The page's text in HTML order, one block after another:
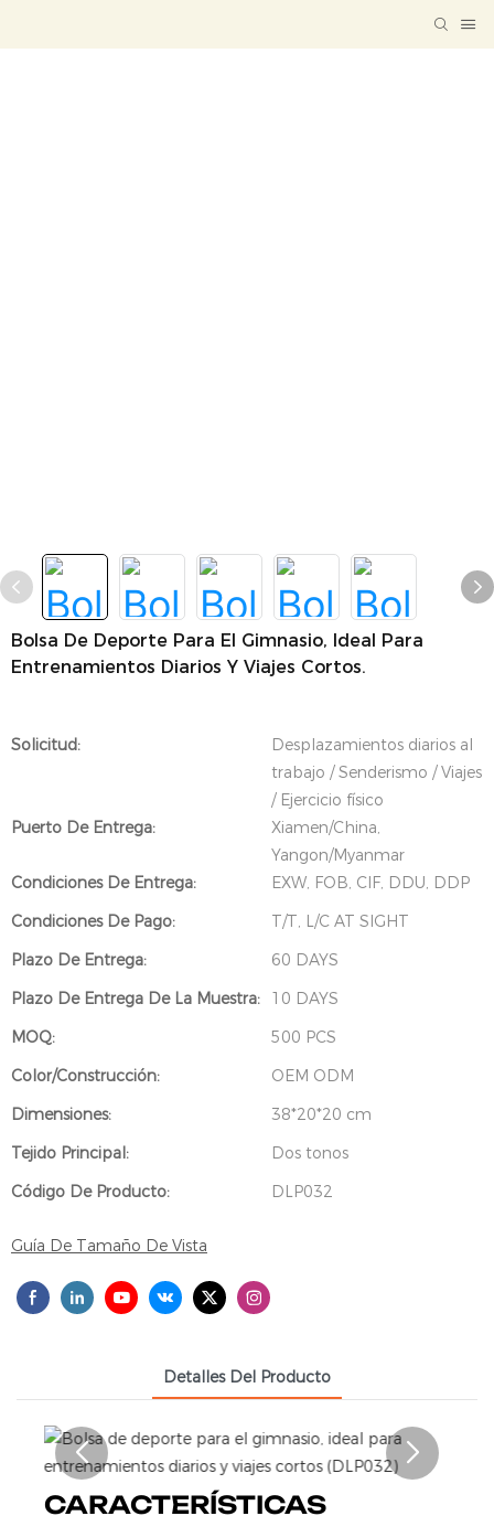
Bolsa De Deporte Para El Gimnasio, Ideal Para
Entrenamientos Diarios Y Viajes Cortos.
Solicitud:
Desplazamientos diarios al
trabajo / Senderismo / Viajes
/ Ejercicio físico
Puerto De Entrega:
Xiamen/China,
Yangon/Myanmar
Condiciones De Entrega:
EXW, FOB, CIF, DDU, DDP
Condiciones De Pago:
T/T, L/C AT SIGHT
Plazo De Entrega:
60 DAYS
Plazo De Entrega De La Muestra:
10 DAYS
MOQ:
500 PCS
Color/Construcción:
OEM ODM
Dimensiones:
38*20*20 cm
Tejido Principal:
Dos tonos
Código De Producto:
DLP032
Guía De Tamaño De Vista
Detalles Del Producto
CARACTERÍSTICAS